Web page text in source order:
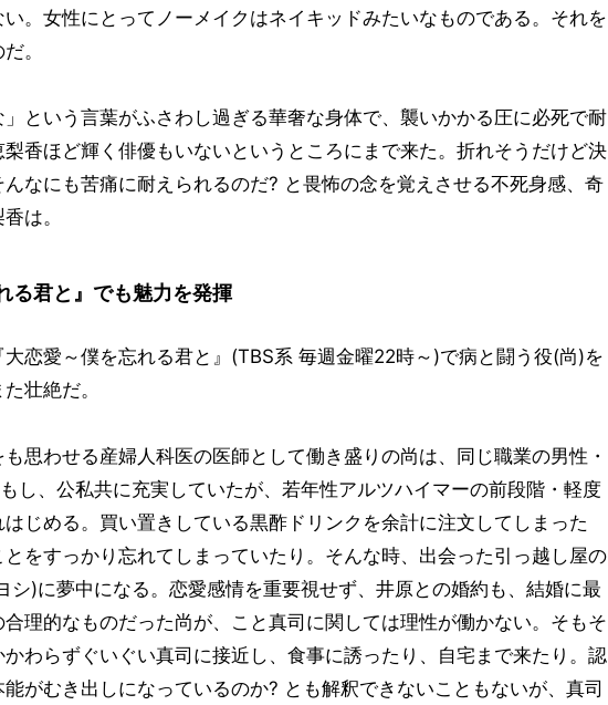
。女性にとってノーメイクはネイキッドみたいなものである。それを
。
という言葉がふさわし過ぎる華奢な身体で、襲いかかる圧に必死で耐
梨香ほど輝く俳優もいないというところにまで来た。折れそうだけど決
んなにも苦痛に耐えられるのだ? と畏怖の念を覚えさせる不死身感、奇
は。
る君と』でも魅力を発揮
恋愛～僕を忘れる君と』(TBS系 毎週金曜22時～)で病と闘う役(尚)を
壮絶だ。
も思わせる産婦人科医の医師として働き盛りの尚は、同じ職業の男性・
し、公私共に充実していたが、若年性アルツハイマーの前段階・軽度
じめる。買い置きしている黒酢ドリンクを余計に注文してしまった
とをすっかり忘れてしまっていたり。そんな時、出会った引っ越し屋の
シ)に夢中になる。恋愛感情を重要視せず、井原との婚約も、結婚に最
理的なものだった尚が、こと真司に関しては理性が働かない。そもそ
かわらずぐいぐい真司に接近し、食事に誘ったり、自宅まで来たり。認
がむき出しになっているのか? とも解釈できないこともないが、真司